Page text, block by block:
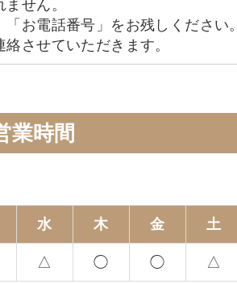
せん。
お電話番号」をお残しください。
させていただきます。
業時間
水 木 金 土
△ ◯ ◯ △